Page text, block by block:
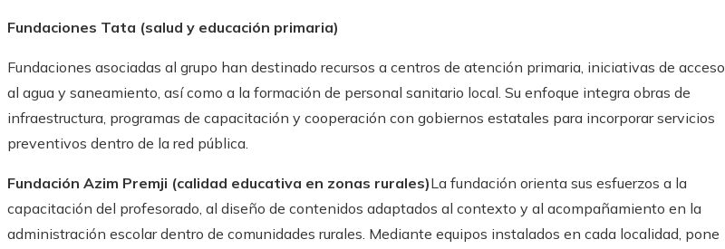
Fundaciones Tata (salud y educación primaria)
Fundaciones asociadas al grupo han destinado recursos a centros de atención primaria, iniciativas de acceso
al agua y saneamiento, así como a la formación de personal sanitario local. Su enfoque integra obras de
infraestructura, programas de capacitación y cooperación con gobiernos estatales para incorporar servicios
preventivos dentro de la red pública.
Fundación Azim Premji (calidad educativa en zonas rurales)La fundación orienta sus esfuerzos a la
capacitación del profesorado, al diseño de contenidos adaptados al contexto y al acompañamiento en la
administración escolar dentro de comunidades rurales. Mediante equipos instalados en cada localidad, pone